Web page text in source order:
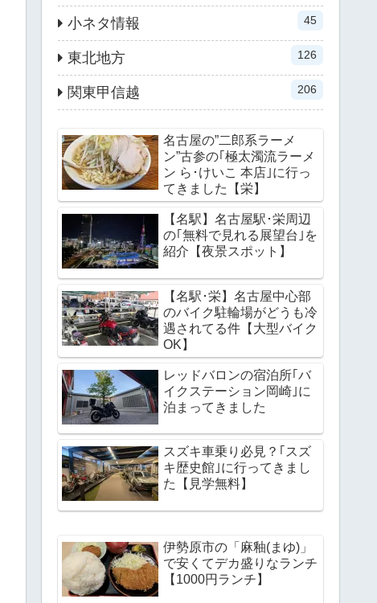
小ネタ情報 45
東北地方 126
関東甲信越 206
名古屋の”二郎系ラーメ
ン”古参の｢極太濁流ラーメ
ン ら･けいこ 本店｣に行っ
てきました【栄】
【名駅】名古屋駅･栄周辺
の｢無料で見れる展望台｣を
紹介【夜景スポット】
【名駅･栄】名古屋中心部
のバイク駐輪場がどうも冷
遇されてる件【大型バイク
OK】
レッドバロンの宿泊所｢バ
イクステーション岡崎｣に
泊まってきました
スズキ車乗り必見？｢スズ
キ歴史館｣に行ってきまし
た【見学無料】
伊勢原市の「麻釉(まゆ)」
で安くてデカ盛りなランチ
【1000円ランチ】